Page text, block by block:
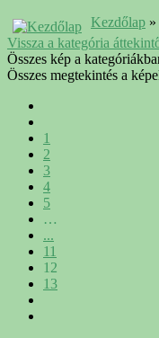
Kezdőlap »
Vissza a kategória
Összes kép a
Összes megtekintés a
1
2
3
4
5
…
...
11
12
13